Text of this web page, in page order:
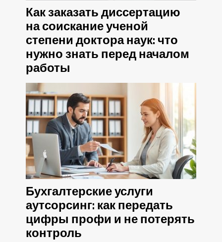
Как заказать диссертацию
на соискание ученой
степени доктора наук: что
нужно знать перед началом
работы
Бухгалтерские услуги
аутсорсинг: как передать
цифры профи и не потерять
контроль